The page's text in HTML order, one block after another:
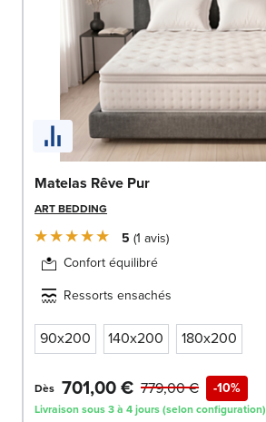
Matelas Rêve Pur
ART BEDDING
5 1 avis
Confort équilibré
Ressorts ensachés
90x200 140x200 180x200
Dès 701,00 € -10%
779,00 €
Livraison sous 3 à 4 jours (selon configuration)